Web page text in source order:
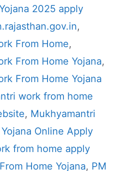
2025 apply
,
From Home,
From Home Yojana,
From Home Yojana
work from home
, Mukhyamantri
Online Apply
from home apply
Home Yojana, PM